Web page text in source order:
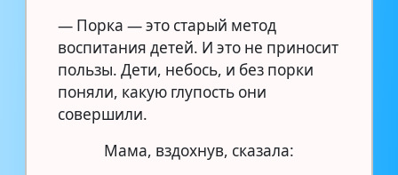
— Порка — это старый метод
воспитания детей. И это не приносит
пользы. Дети, небось, и без порки
поняли, какую глупость они
совершили.
Мама, вздохнув, сказала: